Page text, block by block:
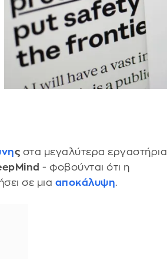
ς στα μεγαλύτερα εργαστήρια
- φοβούνται ότι η
σε μια αποκάλυψη.